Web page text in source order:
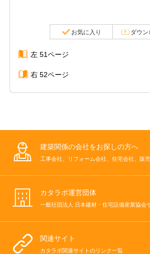
お気に入り ダウン
左 51ページ
右 52ページ
建築関係の会社をお探しの方へ
工事会社、リフォーム会社、住宅会社、販
カタラボ運営団体
一般社団法人 日本建材・住宅設備産業協会
関連サイト
カタラボ関連サイトのリンク一覧